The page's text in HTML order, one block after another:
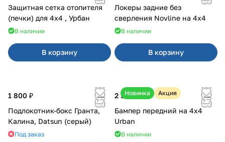
Защитная сетка отопителя
(печки) для 4x4 , Урбан
В наличии
В корзину
Локеры задние без
сверления Novline на 4х4
В наличии
В корзину
1 800 ₽
Подлокотник-бокс Гранта,
Калина, Datsun (серый)
Под заказ
Новинка Акция
2 550 ₽
Бампер передний на 4х4
Urban
В наличии